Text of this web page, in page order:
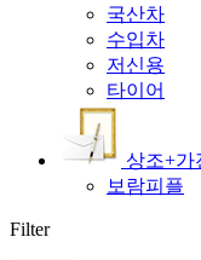
국산차
수입차
저신용
타이어
상조+가
보람피플
Filter